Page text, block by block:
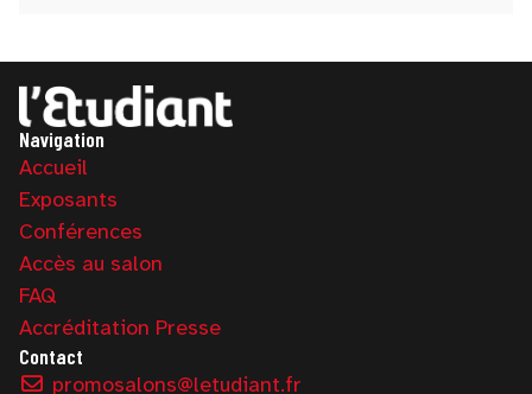
Navigation
Accueil
Exposants
Conférences
Accès au salon
FAQ
Accréditation Presse
Contact
promosalons@letudiant.fr